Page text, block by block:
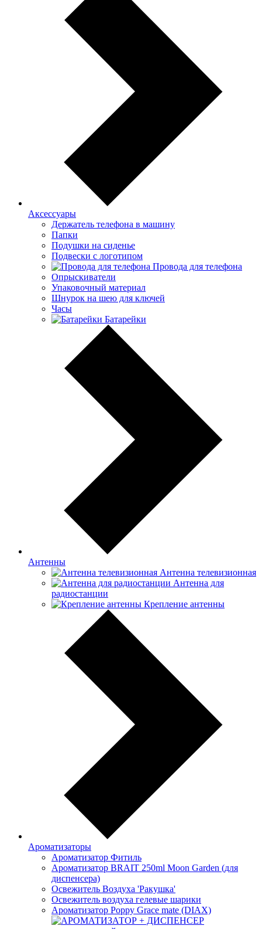
Аксессуары
Держатель телефона в машину
Папки
Подушки на сиденье
Подвески с логотипом
Провода для телефона
Опрыскиватели
Упаковочный материал
Шнурок на шею для ключей
Часы
Батарейки
Антенны
Антенна телевизионная
Антенна для
радиостанции
Крепление антенны
Ароматизаторы
Ароматизатор Фитиль
Ароматизатор BRAIT 250ml Moon Garden (для
диспенсера)
Освежитель Воздуха 'Ракушка'
Освежитель воздуха гелевые шарики
Ароматизатор Poppy Grace mate (DIAX)